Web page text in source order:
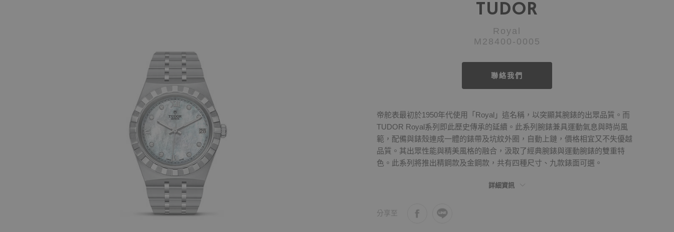
TUDOR
Royal
M28400-0005
聯絡我們
帝舵表最初於1950年代使用「Royal」這名稱，以突顯其腕錶的出眾品質。而
TUDOR Royal系列即此歷史傳承的延續。此系列腕錶兼具運動氣息與時尚風
範，配備與錶殼連成一體的錶帶及坑紋外圈，自動上鏈，價格相宜又不失優越
品質。其出眾性能與精美風格的融合，汲取了經典腕錶與運動腕錶的雙重特
色。此系列將推出精鋼款及金鋼款，共有四種尺寸、九款錶面可選。
詳細資訊
分享至